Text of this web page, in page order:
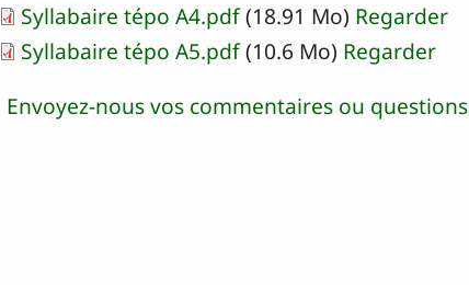
Syllabaire tépo A4.pdf(18.91 Mo) Regarder
Syllabaire tépo A5.pdf(10.6 Mo) Regarder
Envoyez-nous vos commentaires ou questions